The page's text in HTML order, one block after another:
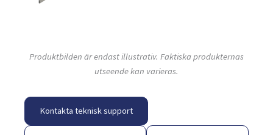
Produktbilden är endast illustrativ. Faktiska produkternas
utseende kan varieras.
Kontakta teknisk support